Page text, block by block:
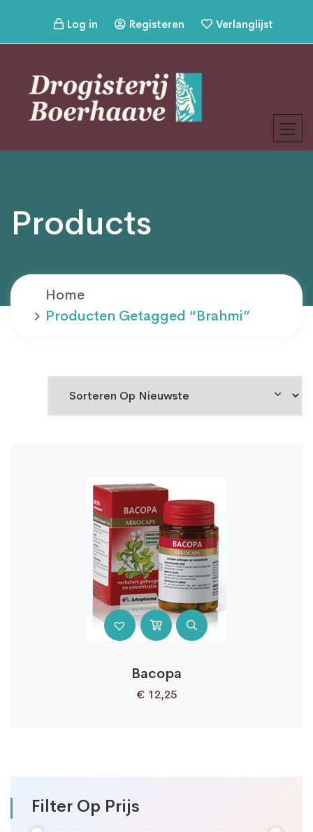
Log in Registeren Verlanglijst
Products
Home
Producten Getagged “brahmi”
Filter Op Prijs
Bacopa
€ 12,25